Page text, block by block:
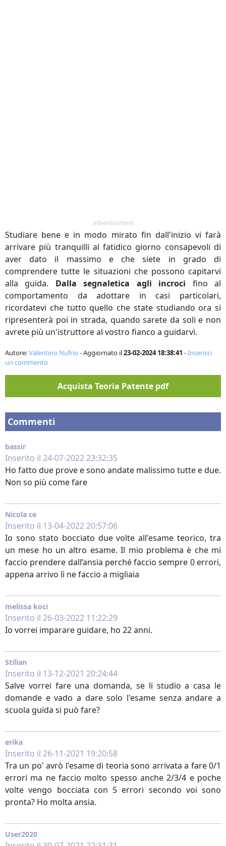
advertisement
Studiare bene e in modo mirato fin dall'inizio vi farà
arrivare più tranquilli al fatidico giorno consapevoli di
aver dato il massimo e che siete in grado di
comprendere tutte le situazioni che possono capitarvi
alla guida. Dalla segnaletica agli incroci fino al
comportamento da adottare in casi particolari,
ricordatevi che tutto quello che state studiando ora si
ripresenterà poi in strada, quando sarete da soli e non
avrete più un'istruttore al vostro fianco a guidarvi.
Autore:Valentino Nufrio - Aggiornato il23-02-2024 18:38:41 -Inserisci
un commento
Acquista Teoria Patente pdf
Commenti
bassir
Inserito il 24-07-2022 23:32:35
Ho fatto due prove e sono andate malissimo tutte e due.
Non so più come fare
Nicola ce
Inserito il 13-04-2022 20:57:06
Io sono stato bocciato due volte all'esame teorico, tra
un mese ho un altro esame. Il mio problema è che mi
faccio prendere dall’ansia perché faccio sempre 0 errori,
appena arrivo lì ne faccio a migliaia
melissa koci
Inserito il 26-03-2022 11:22:29
Io vorrei imparare guidare, ho 22 anni.
Stilian
Inserito il 13-12-2021 20:24:44
Salve vorrei fare una domanda, se li studio a casa le
domande e vado a dare solo l'esame senza andare a
scuola guida si può fare?
erika
Inserito il 26-11-2021 19:20:58
Tra un po' avrò l'esame di teoria sono arrivata a fare 0/1
errori ma ne faccio molto spesso anche 2/3/4 e poche
volte vengo bocciata con 5 errori secondo voi sono
pronta? Ho molta ansia.
User2020